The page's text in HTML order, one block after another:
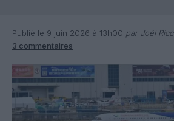
Publié le 9 juin 2026 à 13h00 par Joël
3 commentaires